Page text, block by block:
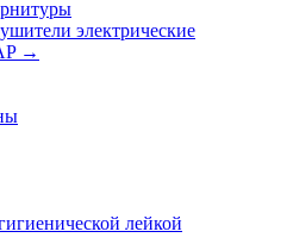
электрические
→
лейкой